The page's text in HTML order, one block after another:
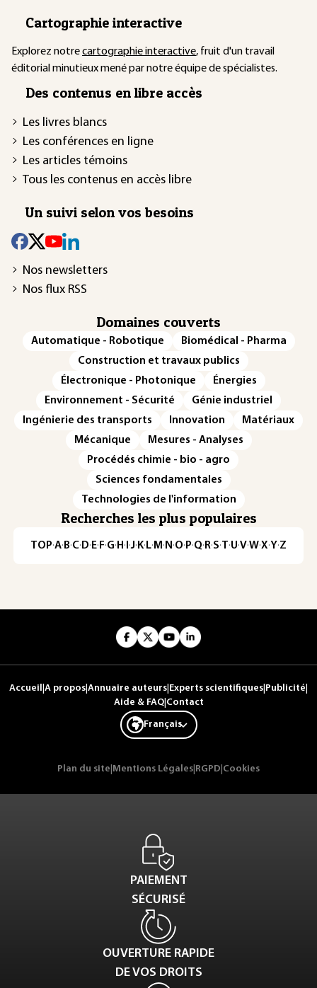
Cartographie interactive
Explorez notrecartographie interactive, fruit d'un travail
éditorial minutieux mené par notre équipe de spécialistes.
Des contenus en libre accès
Les livres blancs
Les conférences en ligne
Les articles témoins
Tous les contenus en accès libre
Un suivi selon vos besoins
Nos newsletters
Nos flux RSS
Domaines couverts
Automatique - Robotique
Biomédical - Pharma
Construction et travaux publics
Électronique - Photonique
Énergies
Environnement - Sécurité
Génie industriel
Ingénierie des transports
Innovation
Matériaux
Mécanique
Mesures - Analyses
Procédés chimie - bio - agro
Sciences fondamentales
Technologies de l'information
Recherches les plus populaires
TOP·A·B·C· D· E· F·G· H · ·J· K· L· M · N ·O· P·Q· R·S·T·U·V·W·X·Y·Z
Accueil A propos Annuaire auteurs Experts scientifiques Publicité
Aide & FAQ| Contact
Français
Plan du site Mentions Légales RGPD Cookies
PAIEMENT
SÉCURISÉ
OUVERTURE RAPIDE
DE VOS DROITS